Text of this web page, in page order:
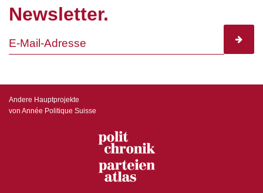
Newsletter.
Andere Hauptprojekte
von Année Politique Suisse